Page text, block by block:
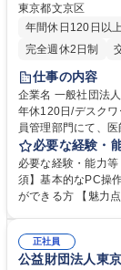
東京都文京区
年間休日120日以上
完全週休2日制
仕事の内容
企業名 一般社団法人日本内科学会 求人名
年休120日/デスクワーク中心で
員管理部門にて、
テム入力、電話・
営事務局業務などにも幅広
入力業務】 ・医師
・年会費の徴収管理
年休120日/デスクワ
必要な経験・
必要な経験・能力
須】基本的なPC操
ができる方 【魅力点】 ・年休120日以上に加え、9時～17時の「実働7時
務（各種委員会運
整、資料作成、当日の運営サポート 学
力： 資格：
正社員
公益財団法人東